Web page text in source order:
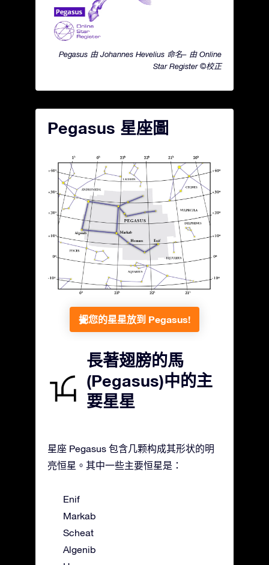
Pegasus 由 Johannes Hevelius 命名– 由 Online
Star Register ©校正
Pegasus 星座圖
把您的星星放到 Pegasus!
長著翅膀的馬
(Pegasus)中的主
要星星
星座 Pegasus 包含几颗构成其形状的明
亮恒星。其中一些主要恒星是：
Enif
Markab
Scheat
Algenib